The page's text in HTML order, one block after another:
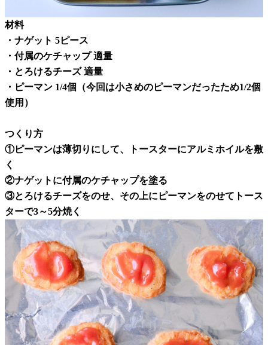
材料
・ナゲット 5ピース
・付属のケチャップ 適量
・とろけるチーズ 適量
・ピーマン 1/4個（今回は小さめのピーマンだったため1/2個
使用）
つくり方
①ピーマンは薄切りにして、トースターにアルミホイルを敷
く
②ナゲットに付属のケチャップを塗る
③とろけるチーズをのせ、その上にピーマンをのせてトース
ターで3～5分焼く